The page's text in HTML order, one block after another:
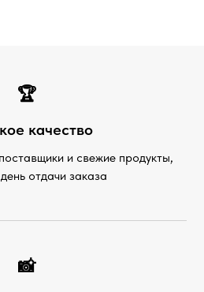
🏆
качество
и свежие продукты,
отдачи заказа
📸